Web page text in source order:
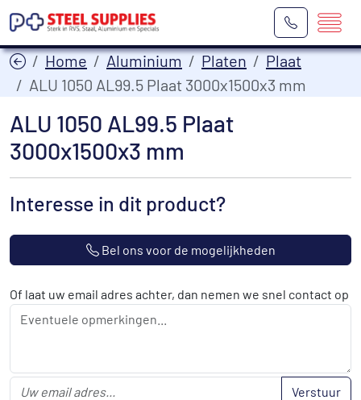
Home Aluminium Platen
Plaat
ALU 1050 AL99.5 Plaat 3000x1500x3 mm
ALU 1050 AL99.5 Plaat
3000x1500x3 mm
Interesse in dit product?
Bel ons voor de mogelijkheden
Of laat uw email adres achter, dan nemen we snel contact op
Verstuur